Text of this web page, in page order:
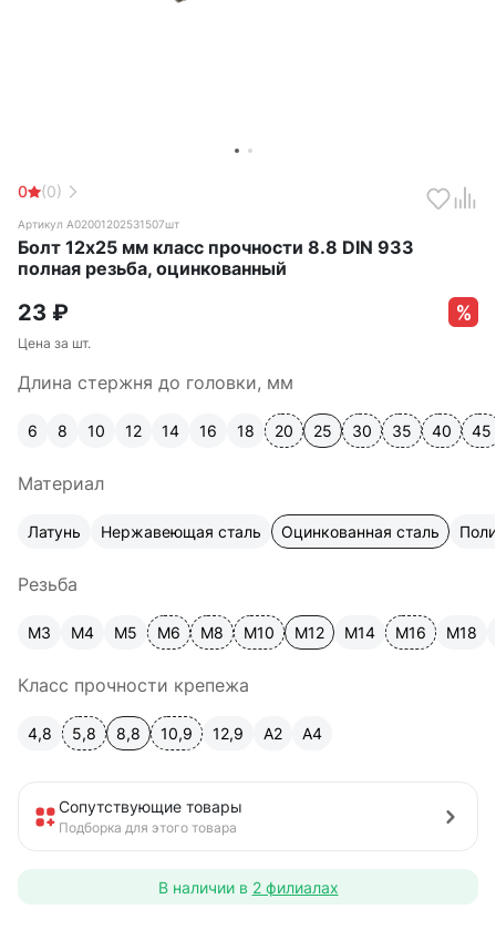
0 (0)
Артикул А02001202531507шт
Болт 12х25 мм класс прочности 8.8 DIN 933
полная резьба, оцинкованный
23 ₽
Цена за шт.
Длина стержня до головки, мм
6 8 10 12 14 16 18 20 25 30 35 40 45
Материал
Латунь Нержавеющая сталь Оцинкованная сталь
Резьба
М3 М4 М5 М6 М8 М10 М12 М14 М16 М18
Класс прочности крепежа
4,8 5,8 8,8 10,9 12,9 A2 А4
Сопутствующие товары
Подборка для этого товара
В наличии в 2 филиалах